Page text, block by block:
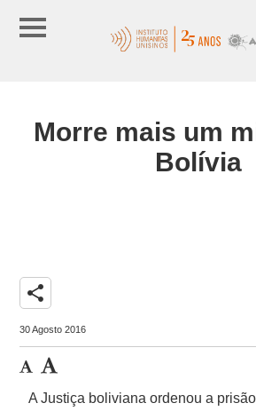
Morre mais um
Bolívia
share
30 Agosto 2016
A Justiça boliviana ordenou a